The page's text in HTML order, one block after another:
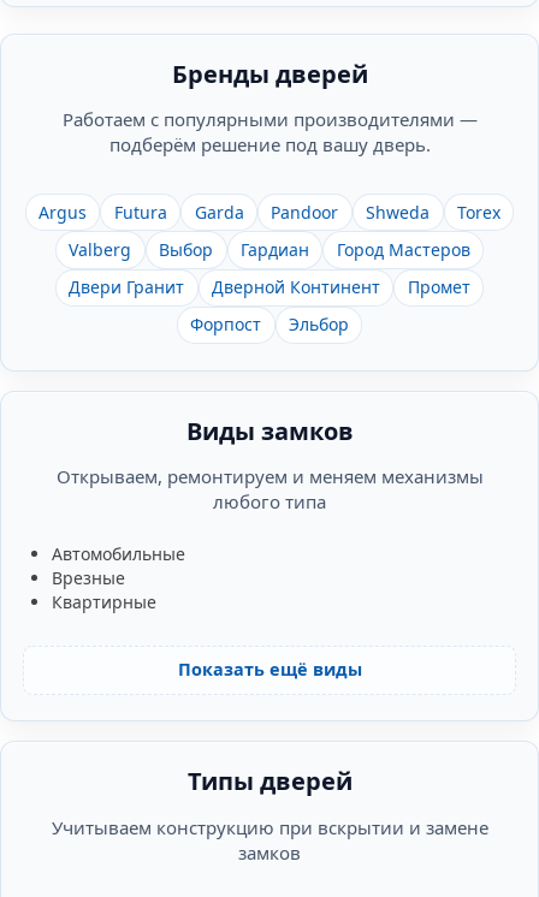
Бренды дверей
Работаем с популярными производителями —
подберём решение под вашу дверь.
Argus Futura Garda Pandoor Shweda
Torex
Valberg
Выбор Гардиан
Город Мастеров
Двери Гранит
Дверной Континент
Промет
Форпост
Эльбор
Виды замков
Открываем, ремонтируем и меняем механизмы
любого типа
Автомобильные
Врезные
Квартирные
Показать ещё виды
Типы дверей
Учитываем конструкцию при вскрытии и замене
замков